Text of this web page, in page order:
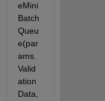
eMini
Batch
Queu
e(par
ams.
Valid
ation
Data,